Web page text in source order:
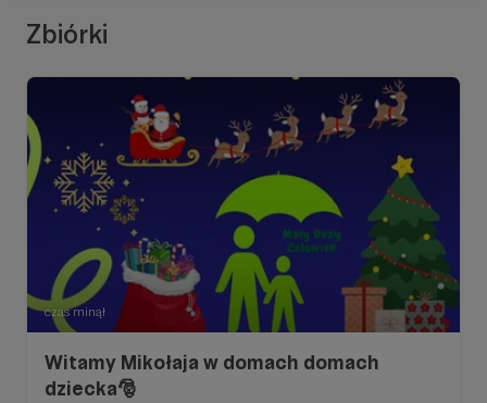
Zbiórki
czas minął
Witamy Mikołaja w domach domach
dziecka🎅